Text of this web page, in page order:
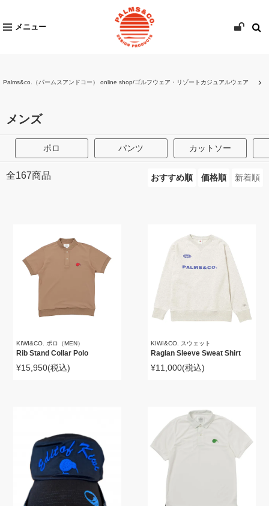
メニュー
Palms&co.（パームスアンドコー） online shop/ゴルフウェア・リゾートカジュアルウェア
メンズ
ポロ パンツ カットソー
全167商品 おすすめ順 価格順 新着順
KIWI&CO. ポロ（MEN）
Rib Stand Collar Polo
¥15,950(税込)
KIWI&CO. スウェット
Raglan Sleeve Sweat Shirt
¥11,000(税込)